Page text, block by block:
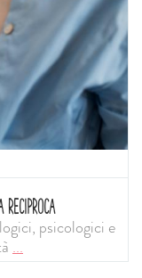
psicologici e
...